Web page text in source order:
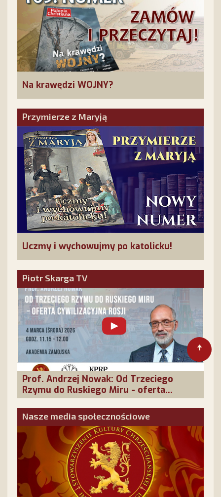
Na krawędzi WOJNY?
Przymierze z Maryją
Uczmy i wychowujmy po katolicku!
Piotr Skarga TV
Prof. Andrzej Nowak: Od Trzeciego
Rzymu do Ruskiego Miru - oferta
cywilizacyjna Rosji
Nasze media społecznościowe